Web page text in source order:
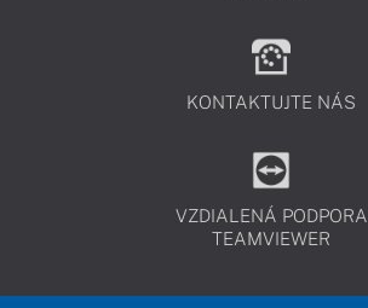
KONTAKTUJTE NÁS
VZDIALENÁ PODPORA
TEAMVIEWER